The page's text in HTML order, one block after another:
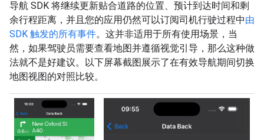
导航 SDK 将继续更新贴合道路的位置、预计到达时间和剩
余行程距离，并且您的应用仍然可以订阅司机行驶过程中由
SDK 触发的所有事件。这并非适用于所有使用场景，当
然，如果驾驶员需要查看地图并遵循视觉引导，那么这种做
法就不是好建议。以下屏幕截图展示了在有效导航期间切换
地图视图的对照比较。